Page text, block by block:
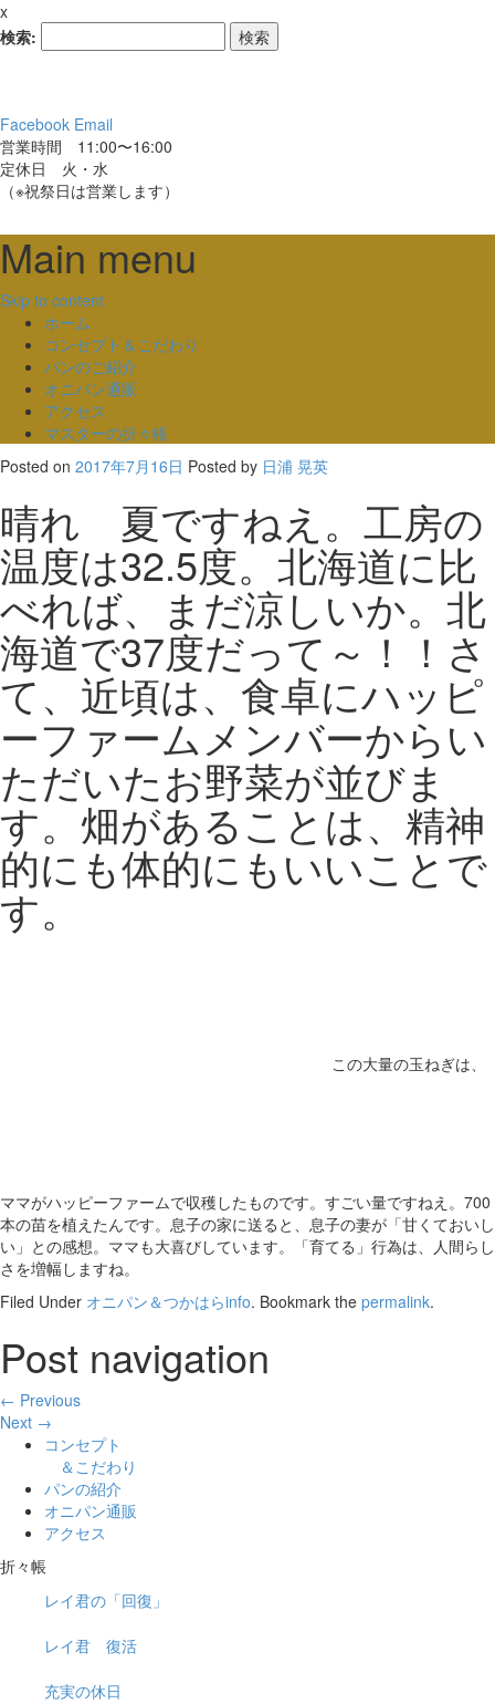
x
検索:
Facebook Email
営業時間 11:00〜16:00
定休日 火・水
（※祝祭日は営業します）
Main menu
Skip to content
ホーム
コンセプト＆こだわり
パンのご紹介
オニパン通販
アクセス
マスターの折々帳
Posted on 2017年7月16日 Posted by 日浦 晃英
晴れ 夏ですねえ。工房の
温度は32.5度。北海道に比
べれば、まだ涼しいか。北
海道で37度だって～！！さ
て、近頃は、食卓にハッピ
ーファームメンバーからい
ただいたお野菜が並びま
す。畑があることは、精神
的にも体的にもいいことで
す。
この大量の玉ねぎは、
ママがハッピーファームで収穫したものです。すごい量ですねえ。700
本の苗を植えたんです。息子の家に送ると、息子の妻が「甘くておいし
い」との感想。ママも大喜びしています。「育てる」行為は、人間らし
さを増幅しますね。
Filed Under オニパン＆つかはらinfo. Bookmark the permalink.
Post navigation
← Previous
Next →
コンセプト
＆こだわり
パンの紹介
オニパン通販
アクセス
折々帳
レイ君の「回復」
レイ君 復活
充実の休日